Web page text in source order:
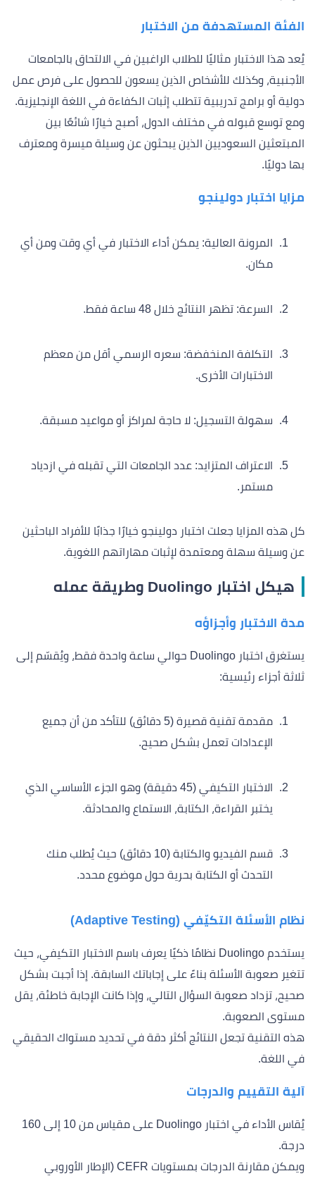
الفئة المستهدفة من الاختبار
يُعد هذا الاختبار مثاليًا للطلاب الراغبين في الالتحاق بالجامعات
الأجنبية، وكذلك للأشخاص الذين يسعون للحصول على فرص عمل
دولية أو برامج تدريبية تتطلب إثبات الكفاءة في اللغة الإنجليزية.
ومع توسع قبوله في مختلف الدول، أصبح خيارًا شائعًا بين
المبتعثين السعوديين الذين يبحثون عن وسيلة ميسرة ومعترف
بها دوليًا.
مزايا اختبار دولينجو
المرونة العالية: يمكن أداء الاختبار في أي وقت ومن أي
مكان.
السرعة: تظهر النتائج خلال 48 ساعة فقط.
التكلفة المنخفضة: سعره الرسمي أقل من معظم
الاختبارات الأخرى.
سهولة التسجيل: لا حاجة لمراكز أو مواعيد مسبقة.
الاعتراف المتزايد: عدد الجامعات التي تقبله في ازدياد
مستمر.
كل هذه المزايا جعلت اختبار دولينجو خيارًا جذابًا للأفراد الباحثين
عن وسيلة سهلة ومعتمدة لإثبات مهاراتهم اللغوية.
هيكل اختبار Duolingo وطريقة عمله
مدة الاختبار وأجزاؤه
يستغرق اختبار Duolingo حوالي ساعة واحدة فقط، ويُقسّم إلى
ثلاثة أجزاء رئيسية:
مقدمة تقنية قصيرة (5 دقائق) للتأكد من أن جميع
الإعدادات تعمل بشكل صحيح.
الاختبار التكيفي (45 دقيقة) وهو الجزء الأساسي الذي
يختبر القراءة، الكتابة، الاستماع والمحادثة.
قسم الفيديو والكتابة (10 دقائق) حيث يُطلب منك
التحدث أو الكتابة بحرية حول موضوع محدد.
نظام الأسئلة التكيّفي (Adaptive Testing)
يستخدم Duolingo نظامًا ذكيًا يعرف باسم الاختبار التكيفي، حيث
تتغير صعوبة الأسئلة بناءً على إجاباتك السابقة. إذا أجبت بشكل
صحيح، تزداد صعوبة السؤال التالي، وإذا كانت الإجابة خاطئة، يقل
مستوى الصعوبة.
هذه التقنية تجعل النتائج أكثر دقة في تحديد مستواك الحقيقي
في اللغة.
آلية التقييم والدرجات
يُقاس الأداء في اختبار Duolingo على مقياس من 10 إلى 160
درجة.
ويمكن مقارنة الدرجات بمستويات CEFR (الإطار الأوروبي